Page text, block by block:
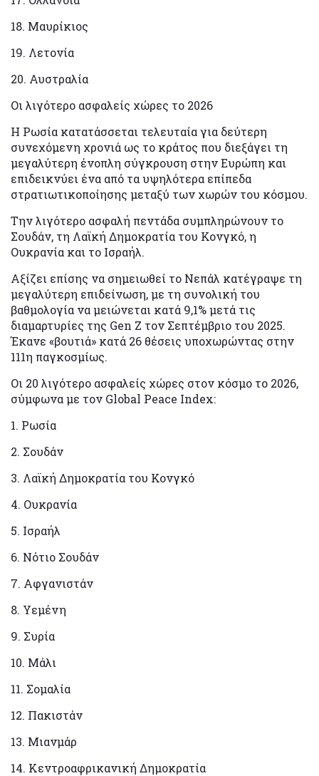
18. Μαυρίκιος
19. Λετονία
20. Αυστραλία
Οι λιγότερο ασφαλείς χώρες το 2026
Η Ρωσία κατατάσσεται τελευταία για δεύτερη
συνεχόμενη χρονιά ως το κράτος που διεξάγει τη
μεγαλύτερη ένοπλη σύγκρουση στην Ευρώπη και
επιδεικνύει ένα από τα υψηλότερα επίπεδα
στρατιωτικοποίησης μεταξύ των χωρών του κόσμου.
Την λιγότερο ασφαλή πεντάδα συμπληρώνουν το
Σουδάν, τη Λαϊκή Δημοκρατία του Κονγκό, η
Ουκρανία και το Ισραήλ.
Αξίζει επίσης να σημειωθεί το Νεπάλ κατέγραψε τη
μεγαλύτερη επιδείνωση, με τη συνολική του
βαθμολογία να μειώνεται κατά 9,1% μετά τις
διαμαρτυρίες της Gen Ζ τον Σεπτέμβριο του 2025.
Έκανε «βουτιά» κατά 26 θέσεις υποχωρώντας στην
111η παγκοσμίως.
Οι 20 λιγότερο ασφαλείς χώρες στον κόσμο το 2026,
σύμφωνα με τον Global Peace Index:
1. Ρωσία
2. Σουδάν
3. Λαϊκή Δημοκρατία του Κονγκό
4. Ουκρανία
5. Ισραήλ
6. Νότιο Σουδάν
7. Αφγανιστάν
8. Υεμένη
9. Συρία
10. Μάλι
11. Σομαλία
12. Πακιστάν
13. Μιανμάρ
14. Κεντροαφρικανική Δημοκρατία